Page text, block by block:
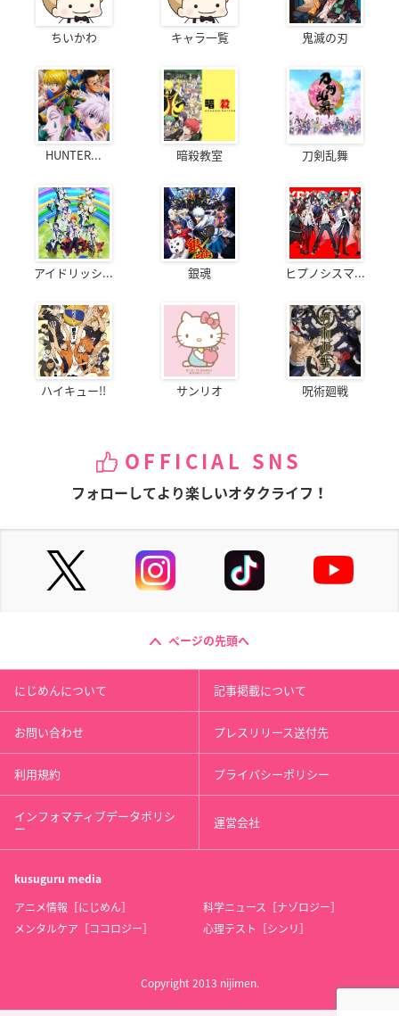
ちいかわ キャラ一覧 鬼滅の刃
HUNTER... 暗殺教室 刀剣乱舞
アイドリッシ... 銀魂 ヒプノシスマ...
ハイキュー!! サンリオ 呪術廻戦
OFFICIAL SNS
フォローしてより楽しいオタクライフ！
ページの先頭へ
にじめんについて 記事掲載について
お問い合わせ プレスリリース送付先
利用規約 プライバシーポリシー
インフォマティブデータポリシ
ー 運営会社
kusuguru media
アニメ情報［にじめん］
科学ニュース［ナゾロジー］
メンタルケア［ココロジー］
心理テスト［シンリ］
Copyright 2013 nijimen.